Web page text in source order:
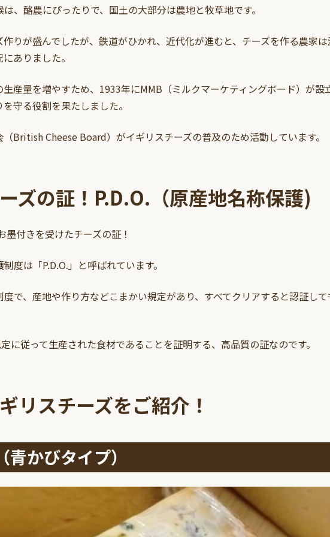
、酪農にぴったりで、国土の大部分は農地と牧草地です。
りが盛んでしたが、鉄道がひかれ、近代化が進むと、チーズを作る農家
ありました。
産量を増やすため、1933年にMMB（ミルクマーケティングボード）が設
守る役割を果たしました。
British Cheese Board）がイギリスチーズの普及のため活動しています。
ズの証！P.D.O.（原産地名称保護)
墨付きを受けたチーズの証！
度は「P.D.O.」と呼ばれています。
で、産地や作り方などこまかい規定があり、すべてクリアすると認証して
に従って生産された食材であることを証明する、高品質の証なのです。
リスチーズをご紹介！
かびタイプ）